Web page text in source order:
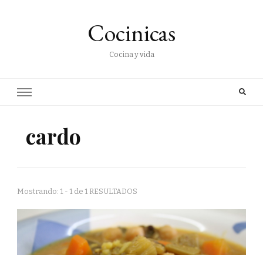
Cocinicas
Cocina y vida
cardo
Mostrando: 1 - 1 de 1 RESULTADOS